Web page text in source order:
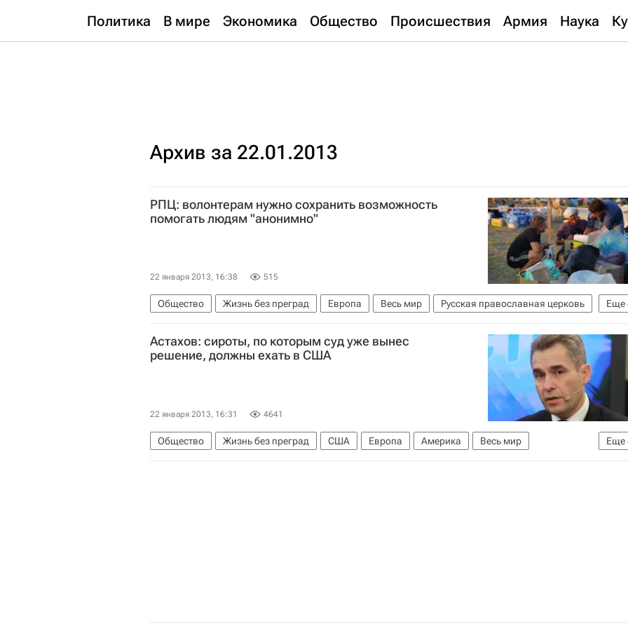
Политика В мире Экономика Общество Происшествия Армия Наука
Архив за 22.01.2013
РПЦ: волонтерам нужно сохранить возможность
помогать людям "анонимно"
22 января 2013, 16:38 515
Еще
Общество Жизнь без преград Европа Весь мир
Русская православная церковь
Правительство РФ
Деятельность волонтерских организаций в России
Детские вопросы
Россия
Астахов: сироты, по которым суд уже вынес
решение, должны ехать в США
22 января 2013, 16:31 4641
Еще
Общество Жизнь без преград США Европа Америка
Весь мир
Северная Америка
Павел Астахов Детские вопросы Россия